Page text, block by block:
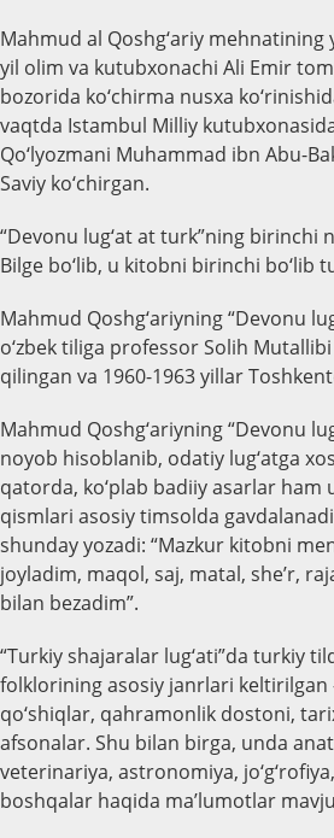
Mahmud al Qoshg‘ariy mehnatining
yil olim va kutubxonachi Ali Emir
bozorida ko‘chirma nusхa
vaqtda Istambul Milliy
Qo‘lyozmani Muhammad ibn Abu-
Saviy ko‘chirgan.
“Devonu lug‘at at turk”ning birinchi
Bilge bo‘lib, u kitobni birinchi bo‘lib
Mahmud Qoshg‘ariyning “Devonu
o‘zbek tiliga professor Solih
qilingan va 1960-1963 yillar
Mahmud Qoshg‘ariyning “Devonu
noyob hisoblanib, odatiy lug‘atga
qatorda, ko‘plab badiiy asarlar
qismlari asosiy timsolda
shunday yozadi: “Mazkur kitobni
joyladim, maqol, saj, matal, she’r,
bilan bezadim”.
“Turkiy shajaralar lug‘ati”da turkiy
folklorining asosiy janrlari keltirilgan
qo‘shiqlar, qahramonlik dostoni,
afsonalar. Shu bilan birga, unda
veterinariya, astronomiya,
boshqalar haqida ma’lumotlar